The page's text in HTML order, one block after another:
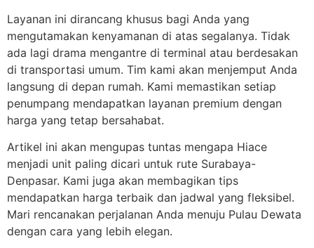
Layanan ini dirancang khusus bagi Anda yang
mengutamakan kenyamanan di atas segalanya. Tidak
ada lagi drama mengantre di terminal atau berdesakan
di transportasi umum. Tim kami akan menjemput Anda
langsung di depan rumah. Kami memastikan setiap
penumpang mendapatkan layanan premium dengan
harga yang tetap bersahabat.
Artikel ini akan mengupas tuntas mengapa Hiace
menjadi unit paling dicari untuk rute Surabaya-
Denpasar. Kami juga akan membagikan tips
mendapatkan harga terbaik dan jadwal yang fleksibel.
Mari rencanakan perjalanan Anda menuju Pulau Dewata
dengan cara yang lebih elegan.